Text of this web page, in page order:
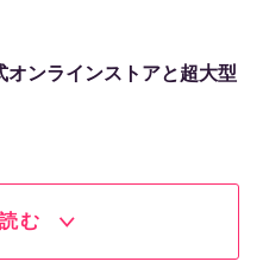
オンラインストアと超大型
む